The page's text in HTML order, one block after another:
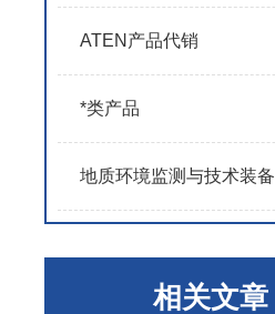
ATEN产品代销
*类产品
地质环境监测与技术装备
相关文章